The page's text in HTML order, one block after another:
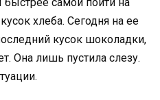
хлеба. Сегодня на ее
кусок шоколадки,
Она лишь пустила слезу.